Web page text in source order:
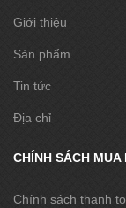
Giới thiệu
Sản phẩm
Tin tức
Địa chỉ
CHÍNH SÁCH MUA
Chính sách thanh